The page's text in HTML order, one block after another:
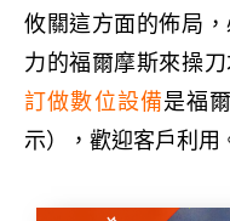
攸關這方面的佈局
力的福爾摩斯來操刀
訂做數位設備是福
示）
，歡迎客戶利用